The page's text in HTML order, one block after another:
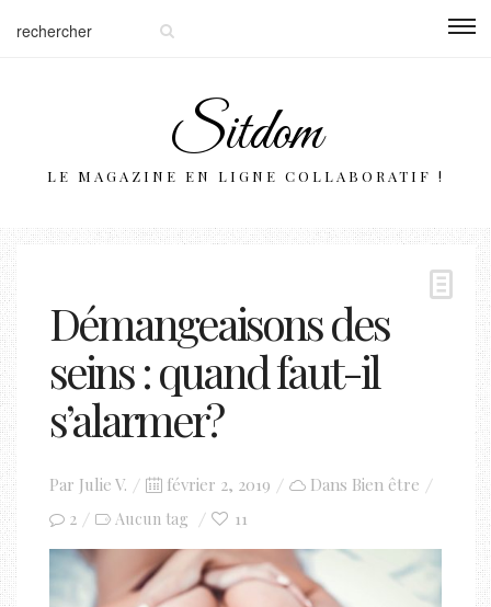
Sitdom
LE MAGAZINE EN LIGNE COLLABORATIF !
Démangeaisons des
seins : quand faut-il
s’alarmer ?
Par Julie V.
Posted
on
février 2, 2019 Dans Bien être
2
Aucun tag 11